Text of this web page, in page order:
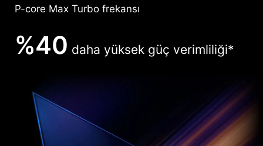
P-core Max Turbo frekansı
%40 daha yüksek güç verimliliği*